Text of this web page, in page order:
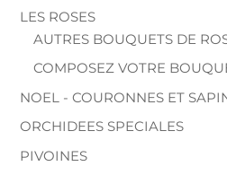
LES ROSES
AUTRES BOUQUETS DE
COMPOSEZ VOTRE
NOEL - COURONNES ET
ORCHIDEES SPECIALES
PIVOINES